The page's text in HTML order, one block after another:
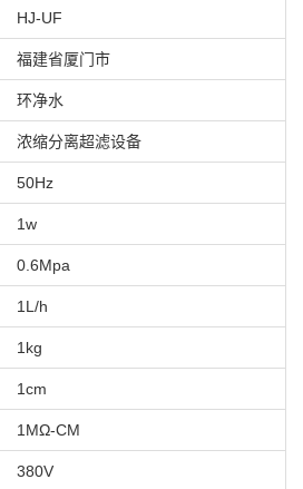
HJ-UF
福建省厦门市
环净水
浓缩分离超滤设备
50Hz
1w
0.6Mpa
1L/h
1kg
1cm
1MΩ-CM
380V